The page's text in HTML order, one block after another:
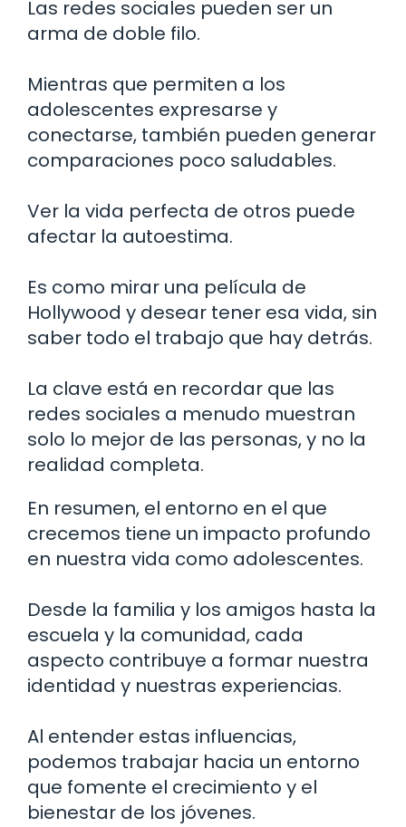
Las redes sociales pueden ser un
arma de doble filo.
Mientras que permiten a los
adolescentes expresarse y
conectarse, también pueden generar
comparaciones poco saludables.
Ver la vida perfecta de otros puede
afectar la autoestima.
Es como mirar una película de
Hollywood y desear tener esa vida, sin
saber todo el trabajo que hay detrás.
La clave está en recordar que las
redes sociales a menudo muestran
solo lo mejor de las personas, y no la
realidad completa.
En resumen, el entorno en el que
crecemos tiene un impacto profundo
en nuestra vida como adolescentes.
Desde la familia y los amigos hasta la
escuela y la comunidad, cada
aspecto contribuye a formar nuestra
identidad y nuestras experiencias.
Al entender estas influencias,
podemos trabajar hacia un entorno
que fomente el crecimiento y el
bienestar de los jóvenes.